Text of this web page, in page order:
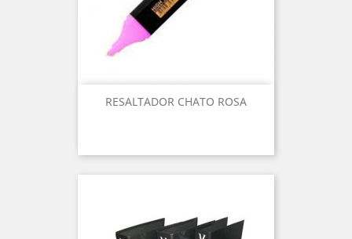
RESALTADOR CHATO ROSA